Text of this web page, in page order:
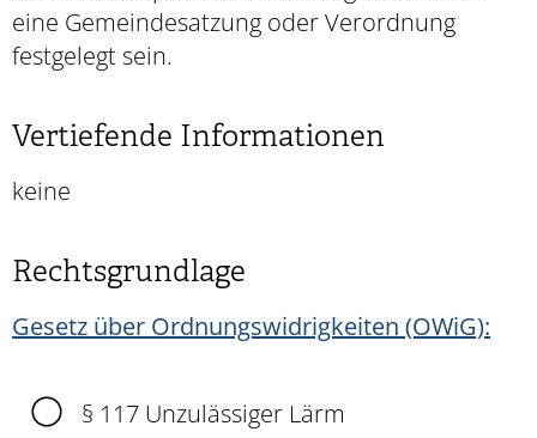
eine Gemeindesatzung oder Verordnung
festgelegt sein.
Vertiefende Informationen
keine
Rechtsgrundlage
Gesetz über Ordnungswidrigkeiten (OWiG):
§ 117 Unzulässiger Lärm